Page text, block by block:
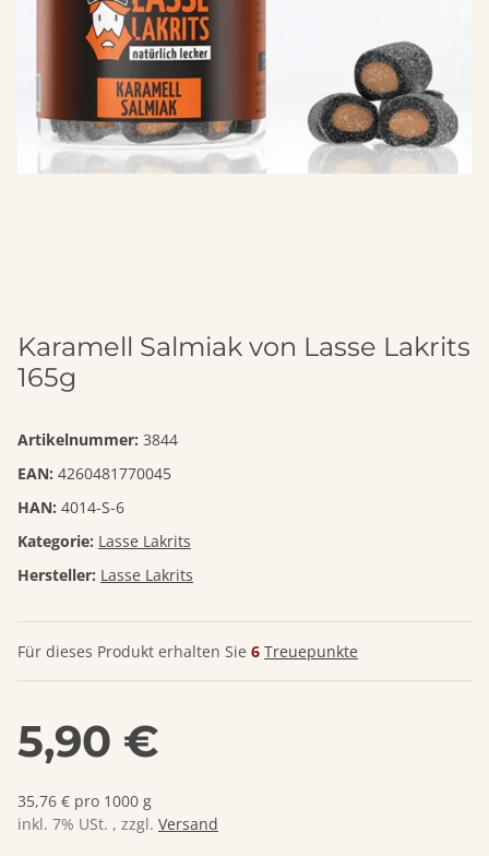
Karamell Salmiak von Lasse Lakrits
165g
Artikelnummer: 3844
EAN: 4260481770045
HAN: 4014-S-6
Kategorie: Lasse Lakrits
Hersteller: Lasse Lakrits
Für dieses Produkt erhalten Sie 6 Treuepunkte
5,90 €
35,76 € pro 1000 g
inkl. 7% USt. , zzgl. Versand